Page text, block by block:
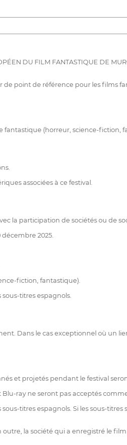
DU FILM FANTASTIQUE DE
point de référence pour les films
(horreur, science-fiction,
associées à ce festival.
la participation de sociétés ou de
2025.
fiction, fantastique).
titres espagnols.
Dans le cas exceptionnel où un
et projetés pendant le festival
ray ne seront pas acceptés
titres espagnols. Si les sous-
la société qui a enregistré le